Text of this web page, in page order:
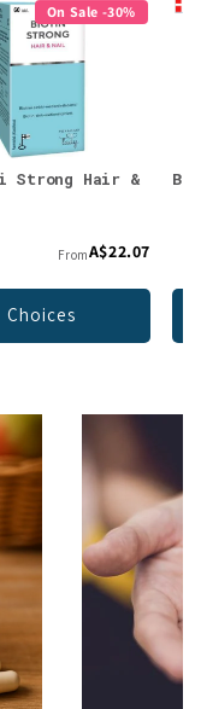
On Sale -30%
Hair &
FromA$22.07
Choices